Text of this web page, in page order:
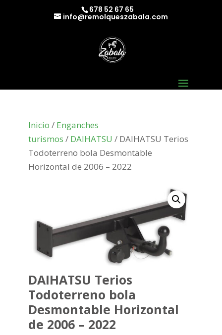
678 52 67 65
info@remolqueszabala.com
Inicio / Enganches
turismos / DAIHATSU / DAIHATSU Terios
Todoterreno bola Desmontable
Horizontal de 2006 – 2022
DAIHATSU Terios
Todoterreno bola
Desmontable Horizontal
de 2006 – 2022